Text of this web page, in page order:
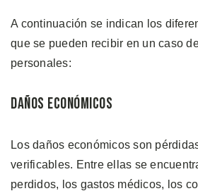
A continuación se indican los
que se pueden recibir en un caso
personales:
Daños Económicos
Los daños económicos son
verificables. Entre ellas se
perdidos, los gastos médicos, los